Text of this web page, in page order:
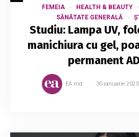
FEMEIA HEALTH & BEAUTY
SĂNĂTATE GENERALĂ
Studiu: Lampa UV,
manichiura cu gel,
permanent
EA.md 30 ianuarie 2023